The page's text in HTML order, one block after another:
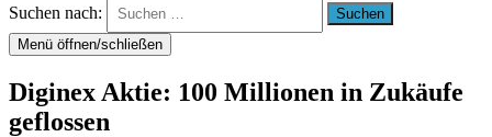
Suchen nach:
Menü öffnen/schließen
Diginex Aktie: 100 Millionen in Zukäufe
geflossen